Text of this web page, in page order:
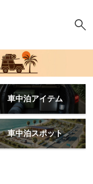
車中泊アイテム
車中泊スポット